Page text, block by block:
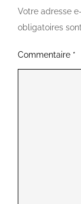
Votre adresse
obligatoires
Commentaire *